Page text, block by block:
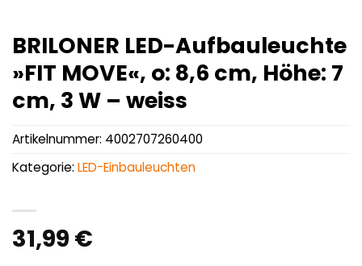
BRILONER LED-Aufbauleuchte
»FIT MOVE«, o: 8,6 cm, Höhe: 7
cm, 3 W – weiss
31,99 €
Artikelnummer: 4002707260400
Kategorie: LED-Einbauleuchten